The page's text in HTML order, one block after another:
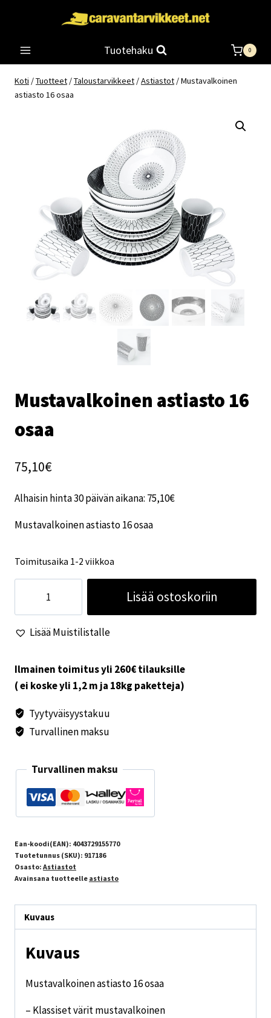
Tuotehaku 0
Koti /Tuotteet /Taloustarvikkeet /Astiastot /Mustavalkoinen
astiasto 16 osaa
Mustavalkoinen astiasto 16
osaa
75,10€
Alhaisin hinta 30 päivän aikana: 75,10€
Mustavalkoinen astiasto 16 osaa
Toimitusaika 1-2 viikkoa
astiasto
16
osaa
Lisää ostoskoriin
Lisää Muistilistalle
Ilmainen toimitus yli 260€ tilauksille
( ei koske yli 1,2 m ja 18kg paketteja)
Tyytyväisyystakuu
Turvallinen maksu
Turvallinen maksu
Ean-koodi(EAN): 4043729155770
Tuotetunnus (SKU): 917186
Osasto: Astiastot
Avainsana tuotteelle astiasto
Kuvaus
Kuvaus
Mustavalkoinen astiasto 16 osaa
– Klassiset värit mustavalkoinen